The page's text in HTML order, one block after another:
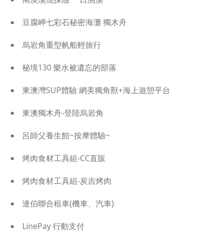
豆腐岬七彩石秘密海灘 獨木舟
烏岩角重型帆船輕旅行
秘境130 樂水被遺忘的部落
東澳灣SUP體驗 網美獨角獸+海上遊憩平台
東澳獨木舟-登陸烏岩角
呂師父養生館~按摩體驗~
烤肉食材工具組-CC直販
烤肉食材工具組-炭吉烤肉
達伯聯合租車(機車、汽車)
LinePay 行動支付